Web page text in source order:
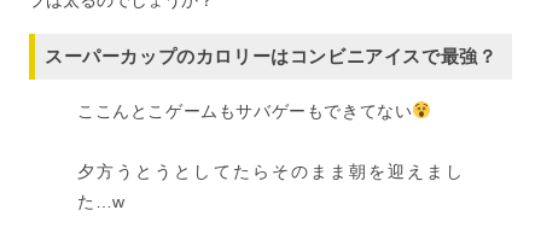
スーパーカップのカロリーはコンビニアイスで最強？
ここんとこゲームもサバゲーもできてない
夕方うとうとしてたらそのまま朝を迎えまし
た…w